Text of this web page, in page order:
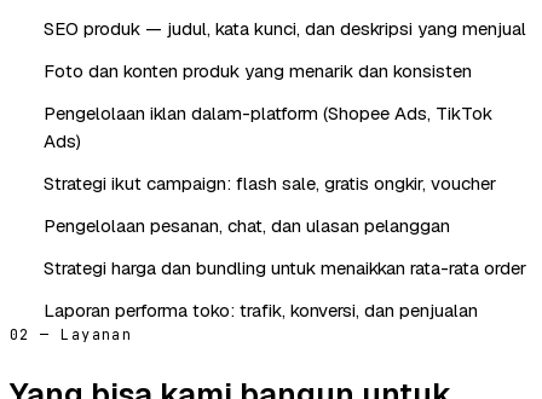
SEO produk — judul, kata kunci, dan deskripsi yang menjual
Foto dan konten produk yang menarik dan konsisten
Pengelolaan iklan dalam-platform (Shopee Ads, TikTok
Ads)
Strategi ikut campaign: flash sale, gratis ongkir, voucher
Pengelolaan pesanan, chat, dan ulasan pelanggan
Strategi harga dan bundling untuk menaikkan rata-rata order
Laporan performa toko: trafik, konversi, dan penjualan
02 — Layanan